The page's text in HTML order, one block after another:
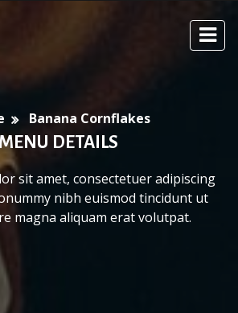
Banana Cornflakes
DETAILS
sit amet, consectetuer adipiscing
nibh euismod tincidunt ut
magna aliquam erat volutpat.